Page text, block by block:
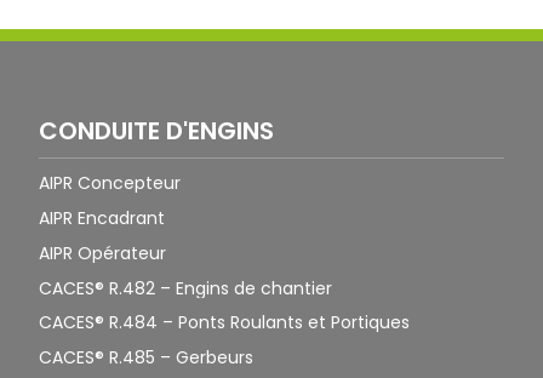
CONDUITE D'ENGINS
AIPR Concepteur
AIPR Encadrant
AIPR Opérateur
CACES® R.482 – Engins de chantier
CACES® R.484 – Ponts Roulants et Portiques
CACES® R.485 – Gerbeurs